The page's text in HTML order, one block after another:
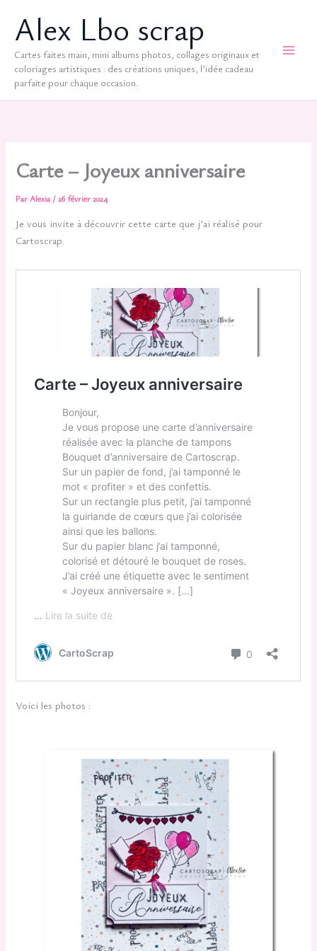
contenuAlex Lbo scrap
Cartes faites main, mini albums photos, collages originaux et
coloriages artistiques : des créations uniques, l’idée cadeau
parfaite pour chaque occasion.
Carte – Joyeux anniversaire
ParAlexia /26 février 2024
Je vous invite à découvrir cette carte que j’ai réalisé pour
Cartoscrap.
Voici les photos :